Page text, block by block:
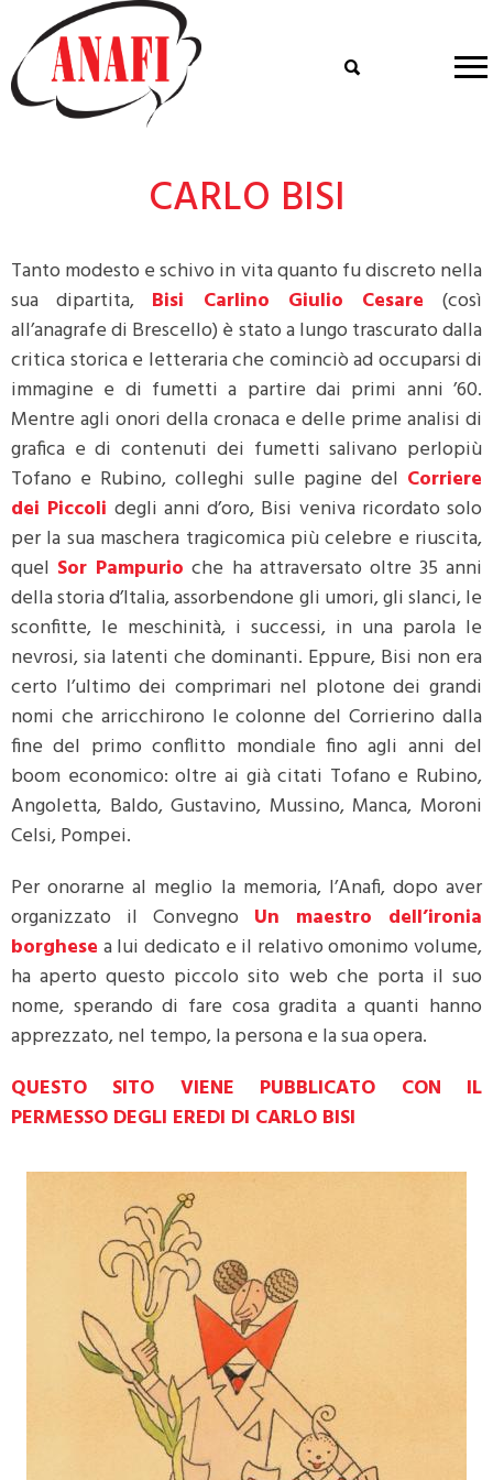
CARLO BISI
Tanto modesto e schivo in vita quanto fu discreto nella
sua dipartita, Bisi Carlino Giulio Cesare
(così
all’anagrafe di Brescello) è stato a lungo trascurato dalla
critica storica e letteraria che cominciò ad occuparsi di
immagine e di fumetti a partire dai primi anni ’60.
Mentre agli onori della cronaca e delle prime analisi di
grafica e di contenuti dei fumetti salivano perlopiù
Tofano e Rubino, colleghi sulle pagine del Corriere
dei Piccoli degli anni d’oro, Bisi veniva ricordato solo
per la sua maschera tragicomica più celebre e riuscita,
quel Sor Pampurio che ha attraversato oltre 35 anni
della storia d’Italia, assorbendone gli umori, gli slanci, le
sconfitte, le meschinità, i successi, in una parola le
nevrosi, sia latenti che dominanti. Eppure, Bisi non era
certo l’ultimo dei comprimari nel plotone dei grandi
nomi che arricchirono le colonne del Corrierino dalla
fine del primo conflitto mondiale fino agli anni del
boom economico: oltre ai già citati Tofano e Rubino,
Angoletta, Baldo, Gustavino, Mussino, Manca, Moroni
Celsi, Pompei.
Per onorarne al meglio la memoria, l’Anafi, dopo aver
organizzato il Convegno Un maestro dell’ironia
borghese a lui dedicato e il relativo omonimo volume,
ha aperto questo piccolo sito web che porta il suo
nome, sperando di fare cosa gradita a quanti hanno
apprezzato, nel tempo, la persona e la sua opera.
QUESTO SITO VIENE PUBBLICATO CON IL
PERMESSO DEGLI EREDI DI CARLO BISI